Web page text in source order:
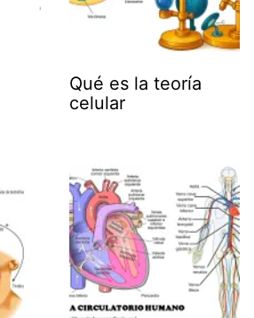
Qué es la teoría
celular